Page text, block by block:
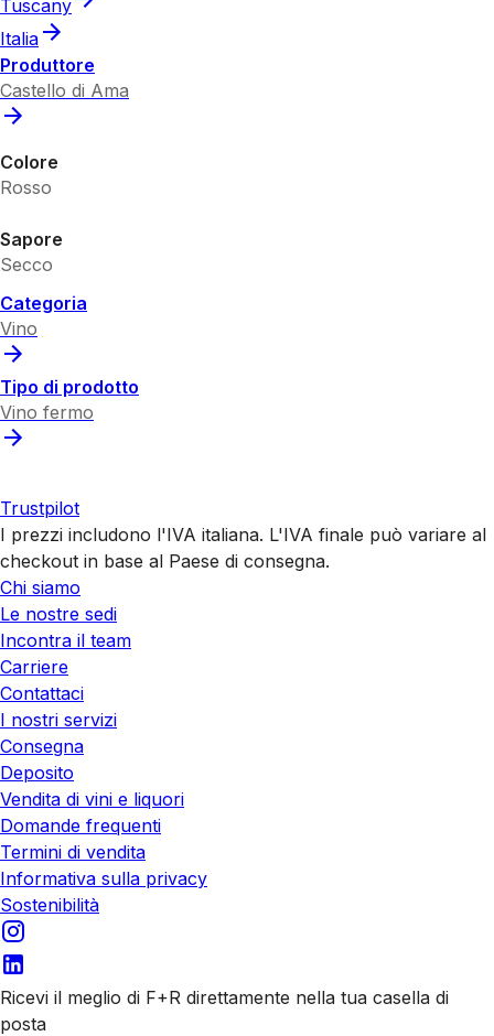
Tuscany
Italia
Produttore
Castello di Ama
Colore
Rosso
Sapore
Secco
Categoria
Vino
Tipo di prodotto
Vino fermo
Trustpilot
I prezzi includono l'IVA italiana. L'IVA finale può variare al
checkout in base al Paese di consegna.
Chi siamo
Le nostre sedi
Incontra il team
Carriere
Contattaci
I nostri servizi
Consegna
Deposito
Vendita di vini e liquori
Domande frequenti
Termini di vendita
Informativa sulla privacy
Sostenibilità
Ricevi il meglio di F+R direttamente nella tua casella di
posta